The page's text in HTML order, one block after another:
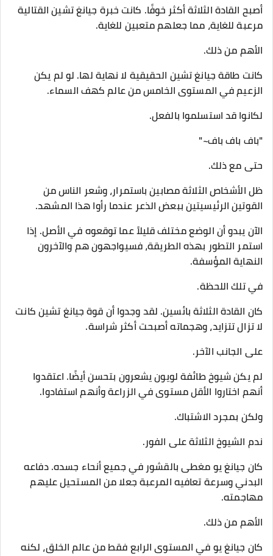
أصبح القادة الثلاثة أكثر خوفًا. كانت خبرة جيانغ تشين القتالية
مرعبة للغاية، مما جعلهم متعبين للغاية.
الأهم من ذلك.
كانت طاقة جيانغ تشين الحقيقية لا نهاية لها. لو لم يكن
الزعيم في المستوى الخامس من عالم كهف السماء.
لكانوا قد استسلموا بالفعل.
"باف باف باف~"
حتى مع ذلك.
ظل الأشخاص الثلاثة مصابين باستمرار، وشعر الناس من
القوتين الرئيسيتين ببعض الذعر عندما رأوا هذا المشهد.
الآن يبدو أن الوضع مختلف قليلاً عما توقعوه في الأصل. إذا
استمر التطور بهذه الطريقة، فسيواجهون هم والآخرون
النهاية المؤسفة.
في تلك اللحظة.
كان القادة الثلاثة بائسين. لقد وجدوا أن قوة جيانغ تشين كانت
لا تزال تتزايد، وهجماته أصبحت أكثر شراسة.
على الجانب الآخر.
لم يكن شيوخ طائفة لويون يشعرون بتحسن أيضًا. اعتقدوا
أنهم اختاروا الأقل مستوى في الزراعة وأنهم استفادوا.
ولكن بمجرد الاشتباك.
ندم الشيوخ الثلاثة على الفور.
كان جيانغ يو مغطى بالقشور في جميع أنحاء جسده. دفاعه
البدني وسرعة تعافيه المرعبة جعلا من المستحيل عليهم
مهاجمته.
الأهم من ذلك.
كان جيانغ يو في المستوى الرابع فقط من عالم الخلق، لكنه